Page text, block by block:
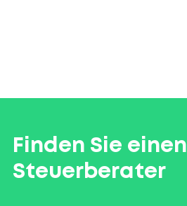
Finden Sie einen
Steuerberater